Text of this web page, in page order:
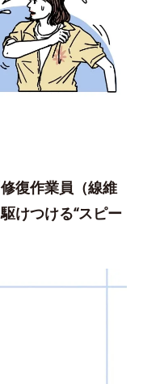
修復作業員（線維
けつける“スピー